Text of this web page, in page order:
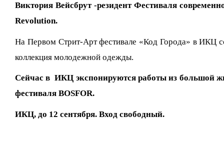
Виктория Вейсбрут -резидент Фестиваля
Revolution.
На Первом Стрит-Арт фестивале «Код Города» в ИКЦ
коллекция молодежной одежды.
Сейчас в ИКЦ экспонируются работы из большой
фестиваля BOSFOR.
ИКЦ, до 12 сентября. Вход свободный.